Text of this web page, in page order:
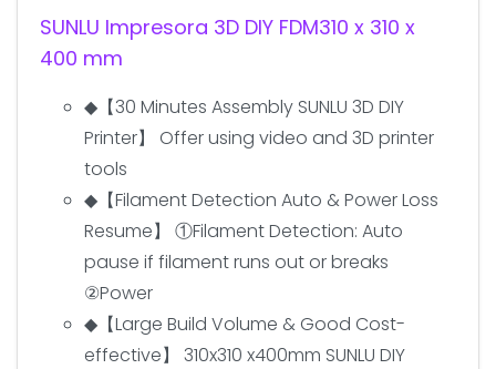
SUNLU Impresora 3D DIY FDM310 x 310 x
400 mm
◆【30 Minutes Assembly SUNLU 3D DIY
Printer】 Offer using video and 3D printer
tools
◆【Filament Detection Auto & Power Loss
Resume】 ①Filament Detection: Auto
pause if filament runs out or breaks
②Power
◆【Large Build Volume & Good Cost-
effective】 310x310 x400mm SUNLU DIY